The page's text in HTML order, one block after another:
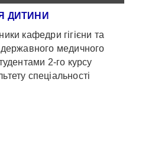
ДИТИНИ
кафедри гігієни та
державного медичного
2-го курсу
спеціальності